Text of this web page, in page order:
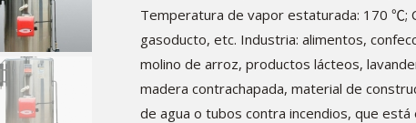
Temperatura de vapor estaturada: 170 ℃;
gasoducto, etc. Industria: alimentos,
molino de arroz, productos lácteos,
madera contrachapada, material de
de agua o tubos contra incendios, que